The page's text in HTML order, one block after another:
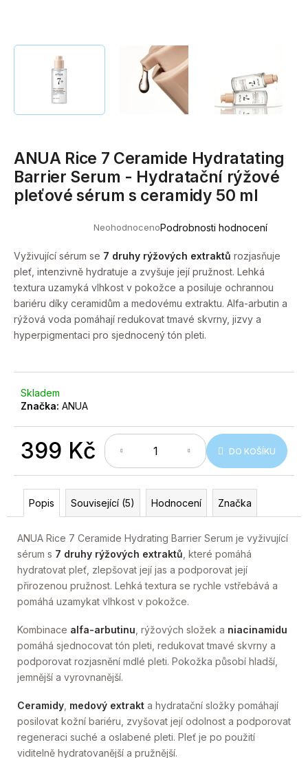
produktu
je
0,0
z
5
hvězdiček.
NeohodnocenoPodrobnosti hodnocení
ANUA Rice 7 Ceramide Hydratating
Barrier Serum - Hydratační rýžové
pleťové sérum s ceramidy 50 ml
Vyživující sérum se 7 druhy rýžových extraktů rozjasňuje
pleť, intenzivně hydratuje a zvyšuje její pružnost. Lehká
textura uzamyká vlhkost v pokožce a posiluje ochrannou
bariéru díky ceramidům a medovému extraktu. Alfa-arbutin a
rýžová voda pomáhají redukovat tmavé skvrny, jizvy a
hyperpigmentaci pro sjednocený tón pleti.
Skladem
Značka: ANUA
399 Kč DO KOŠÍKU
Popis Související (5) Hodnocení Značka
ANUA Rice 7 Ceramide Hydrating Barrier Serum je vyživující
sérum s 7 druhy rýžových extraktů , které pomáhá
hydratovat pleť, zlepšovat její jas a podporovat její
přirozenou pružnost. Lehká textura se rychle vstřebává a
pomáhá uzamykat vlhkost v pokožce.
Kombinace alfa-arbutinu , rýžových složek a niacinamidu
pomáhá sjednocovat tón pleti, redukovat tmavé skvrny a
podporovat rozjasnění mdlé pleti. Pokožka působí hladší,
jemnější a vyrovnanější.
Ceramidy medový extrakt a hydratační složky pomáhají
posilovat kožní bariéru, zvyšovat její odolnost a podporovat
regeneraci suché a oslabené pleti. Pleť je po použití
viditelně hydratovanější a pružnější.
í
HLEDAT
p
o
r
u
č
u
j
m
e